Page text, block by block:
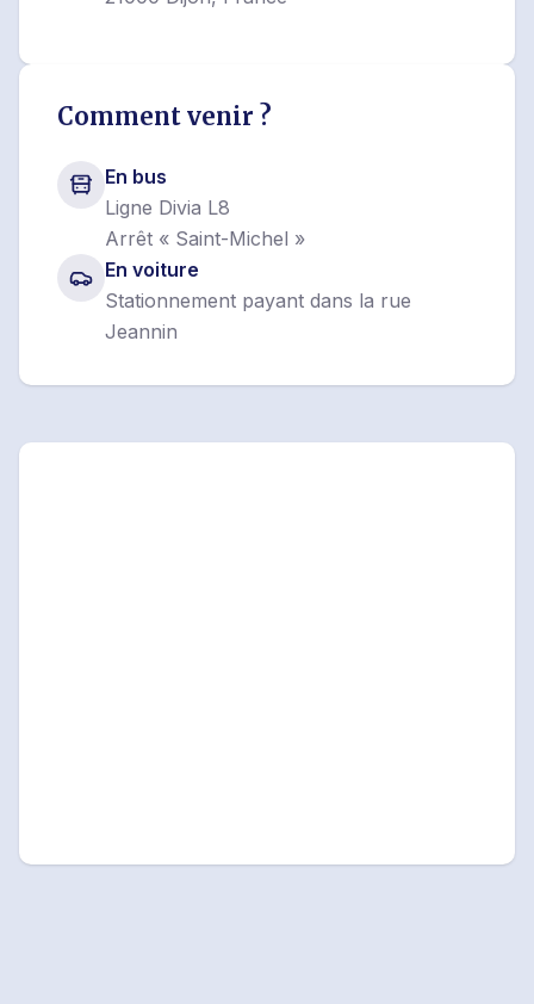
Comment venir ?
En bus
Ligne Divia L8
Arrêt « Saint-Michel »
En voiture
Stationnement payant dans la rue
Jeannin